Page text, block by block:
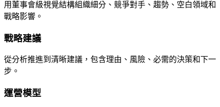
用董事會級視覺結構組織細分、競爭對手、趨勢、空白領域和
戰略影響。
戰略建議
從分析推進到清晰建議，包含理由、風險、必需的決策和下一
步。
運營模型